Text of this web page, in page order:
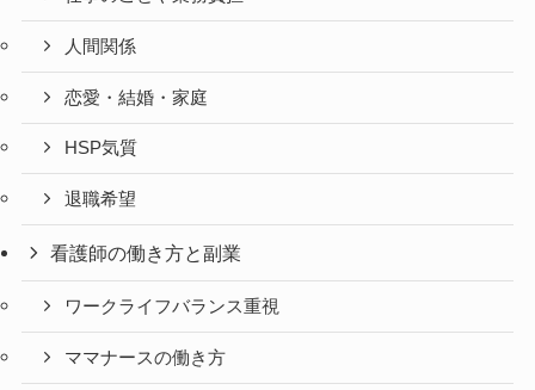
人間関係
恋愛・結婚・家庭
HSP気質
退職希望
看護師の働き方と副業
ワークライフバランス重視
ママナースの働き方